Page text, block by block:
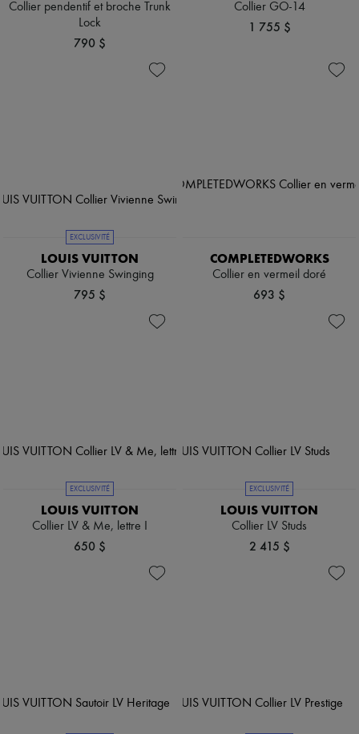
Collier pendentif et broche Trunk
Lock
790 $
Collier GO-14
1 755 $
EXCLUSIVITÉ
LOUIS VUITTON
Collier Vivienne Swinging
795 $
COMPLETEDWORKS
Collier en vermeil doré
693 $
EXCLUSIVITÉ
LOUIS VUITTON
Collier LV & Me, lettre I
650 $
EXCLUSIVITÉ
LOUIS VUITTON
Collier LV Studs
2 415 $